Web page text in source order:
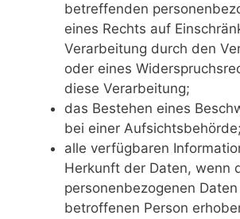
betreffenden
eines Rechts auf
Verarbeitung durch den
oder eines
diese Verarbeitung;
das Bestehen eines
bei einer Aufsichtsbehörde;
alle verfügbaren
Herkunft der Daten, wenn
personenbezogenen
betroffenen Person